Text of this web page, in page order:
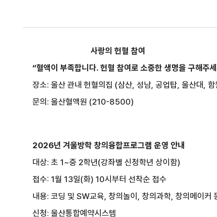
사랑의 헌혈 참여
“혈액이 부족합니다. 헌혈 참여로 소중한 생명을 구해주
장소: 울산 관내 헌혈의집 (삼산, 성남, 공업탑, 울산대, 함
문의: 울산혈액원 (210-8500)
2026년 겨울방학 창의융합프로그램 운영 안내
대상: 초 1~중 2학년(강좌별 신청학년 상이함)
접수: 1월 13일(화) 10시부터 선착순 접수
내용: 코딩 및 SW교육, 창의놀이, 창의과학, 창의메이커
신청: 울산통합예약시스템